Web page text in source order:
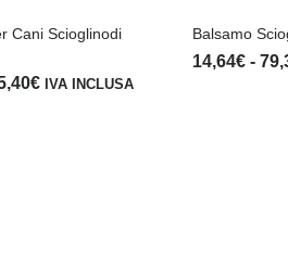
Cani Scioglinodi
€Fascia
IVA INCLUSA
Balsamo
14,64€ -